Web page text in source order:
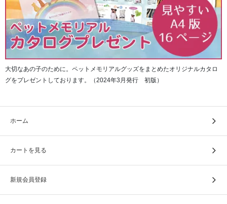
大切なあの子のために。ペットメモリアルグッズをまとめたオリジナルカタロ
グをプレゼントしております。（2024年3月発行 初版）
ホーム
カートを見る
新規会員登録